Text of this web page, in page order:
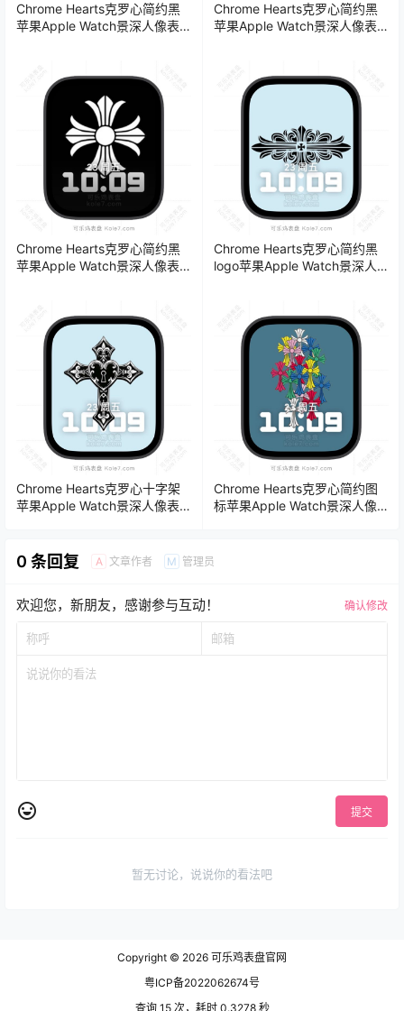
Chrome Hearts克罗心简约黑
苹果Apple Watch景深人像表
Chrome Hearts克罗心简约黑
苹果Apple Watch景深人像表
Chrome Hearts克罗心简约黑
苹果Apple Watch景深人像表
Chrome Hearts克罗心简约黑
logo苹果Apple Watch景深人
Chrome Hearts克罗心十字架
苹果Apple Watch景深人像表
Chrome Hearts克罗心简约图
标苹果Apple Watch景深人像
0 条回复 A 文章作者 M 管理员
欢迎您，新朋友，感谢参与互动！ 确认修改
提交
暂无讨论，说说你的看法吧
Copyright © 2026 可乐鸡表盘官网
粤ICP备2022062674号
查询 15 次，耗时 0.3278 秒